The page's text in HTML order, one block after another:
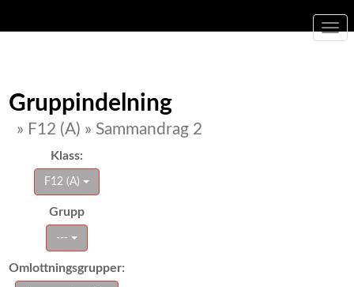
Gruppindelning
» F12 (A) » Sammandrag 2
Klass:
F12 (A)
Grupp
---
Omlottningsgrupper: